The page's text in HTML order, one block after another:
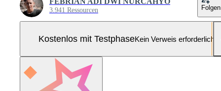
3.941 Ressourcen Folgen
Kostenlos mit TestphaseKein Verweis erforderlich